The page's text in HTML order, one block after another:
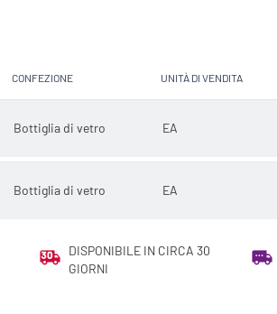
CONFEZIONE UNITÀ DI VENDITA
Bottiglia di vetro EA
Bottiglia di vetro EA
DISPONIBILE IN CIRCA 30
GIORNI